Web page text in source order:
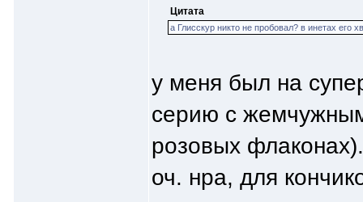
Цитата
а Глисскур никто не пробовал? в инетах его
у меня был на
серию с
розовых
оч. нра, для